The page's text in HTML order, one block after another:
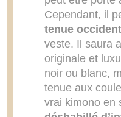
Cependant, il
tenue
veste. Il saura
originale et
noir ou blanc,
tenue aux
vrai kimono en